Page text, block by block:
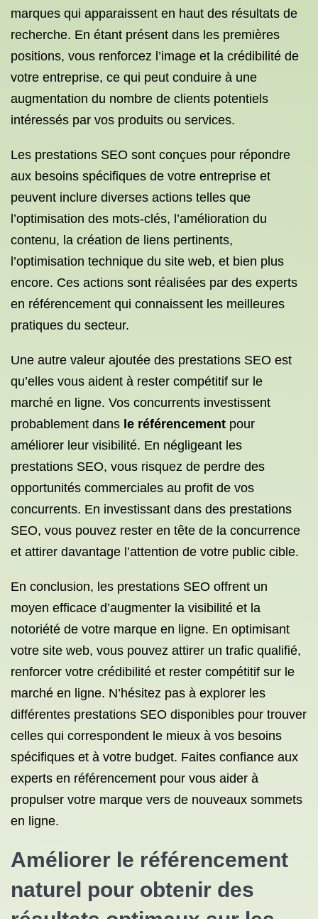
marques qui apparaissent en haut des résultats de
recherche. En étant présent dans les premières
positions, vous renforcez l’image et la crédibilité de
votre entreprise, ce qui peut conduire à une
augmentation du nombre de clients potentiels
intéressés par vos produits ou services.
Les prestations SEO sont conçues pour répondre
aux besoins spécifiques de votre entreprise et
peuvent inclure diverses actions telles que
l’optimisation des mots-clés, l’amélioration du
contenu, la création de liens pertinents,
l’optimisation technique du site web, et bien plus
encore. Ces actions sont réalisées par des experts
en référencement qui connaissent les meilleures
pratiques du secteur.
Une autre valeur ajoutée des prestations SEO est
qu’elles vous aident à rester compétitif sur le
marché en ligne. Vos concurrents investissent
probablement dans le référencement pour
améliorer leur visibilité. En négligeant les
prestations SEO, vous risquez de perdre des
opportunités commerciales au profit de vos
concurrents. En investissant dans des prestations
SEO, vous pouvez rester en tête de la concurrence
et attirer davantage l’attention de votre public cible.
En conclusion, les prestations SEO offrent un
moyen efficace d’augmenter la visibilité et la
notoriété de votre marque en ligne. En optimisant
votre site web, vous pouvez attirer un trafic qualifié,
renforcer votre crédibilité et rester compétitif sur le
marché en ligne. N’hésitez pas à explorer les
différentes prestations SEO disponibles pour trouver
celles qui correspondent le mieux à vos besoins
spécifiques et à votre budget. Faites confiance aux
experts en référencement pour vous aider à
propulser votre marque vers de nouveaux sommets
en ligne.
Améliorer le référencement
naturel pour obtenir des